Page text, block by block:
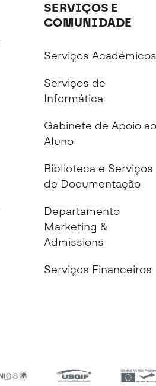
SERVIÇOS E
COMUNIDADE
Serviços Académicos
Serviços de
Informática
Gabinete de Apoio ao
Aluno
Biblioteca e Serviços
de Documentação
Departamento
Marketing &
Admissions
Serviços Financeiros